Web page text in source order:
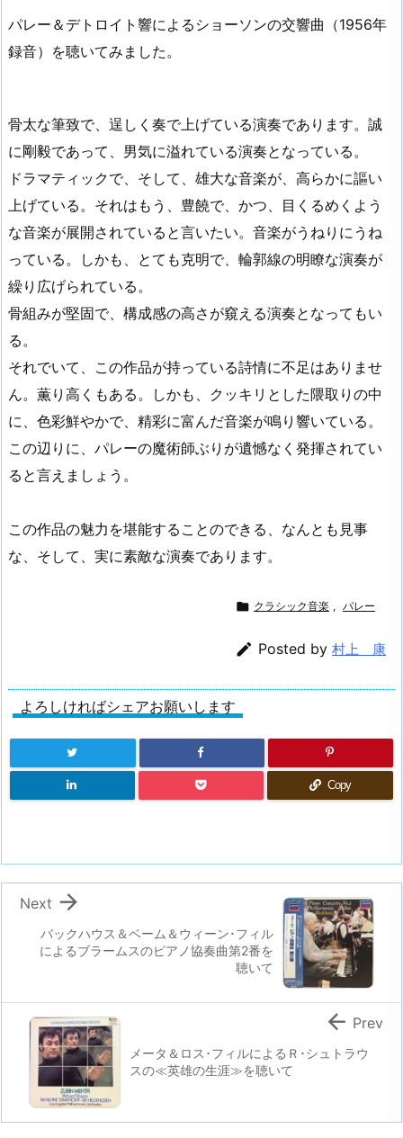
パレー＆デトロイト響によるショーソンの交響曲（1956年
録音）を聴いてみました。
骨太な筆致で、逞しく奏で上げている演奏であります。誠
に剛毅であって、男気に溢れている演奏となっている。
ドラマティックで、そして、雄大な音楽が、高らかに謳い
上げている。それはもう、豊饒で、かつ、目くるめくよう
な音楽が展開されていると言いたい。音楽がうねりにうね
っている。しかも、とても克明で、輪郭線の明瞭な演奏が
繰り広げられている。
骨組みが堅固で、構成感の高さが窺える演奏となってもい
る。
それでいて、この作品が持っている詩情に不足はありませ
ん。薫り高くもある。しかも、クッキリとした隈取りの中
に、色彩鮮やかで、精彩に富んだ音楽が鳴り響いている。
この辺りに、パレーの魔術師ぶりが遺憾なく発揮されてい
ると言えましょう。
この作品の魅力を堪能することのできる、なんとも見事
な、そして、実に素敵な演奏であります。
 クラシック音楽 , パレー
 Posted by 村上 康
よろしければシェアお願いします
Copy
バックハウス＆ベーム＆ウィーン･フィル
によるブラームスのピアノ協奏曲第2番を
聴いて

Next
メータ＆ロス･フィルによるＲ･シュトラウ
スの≪英雄の生涯≫を聴いて
 Prev